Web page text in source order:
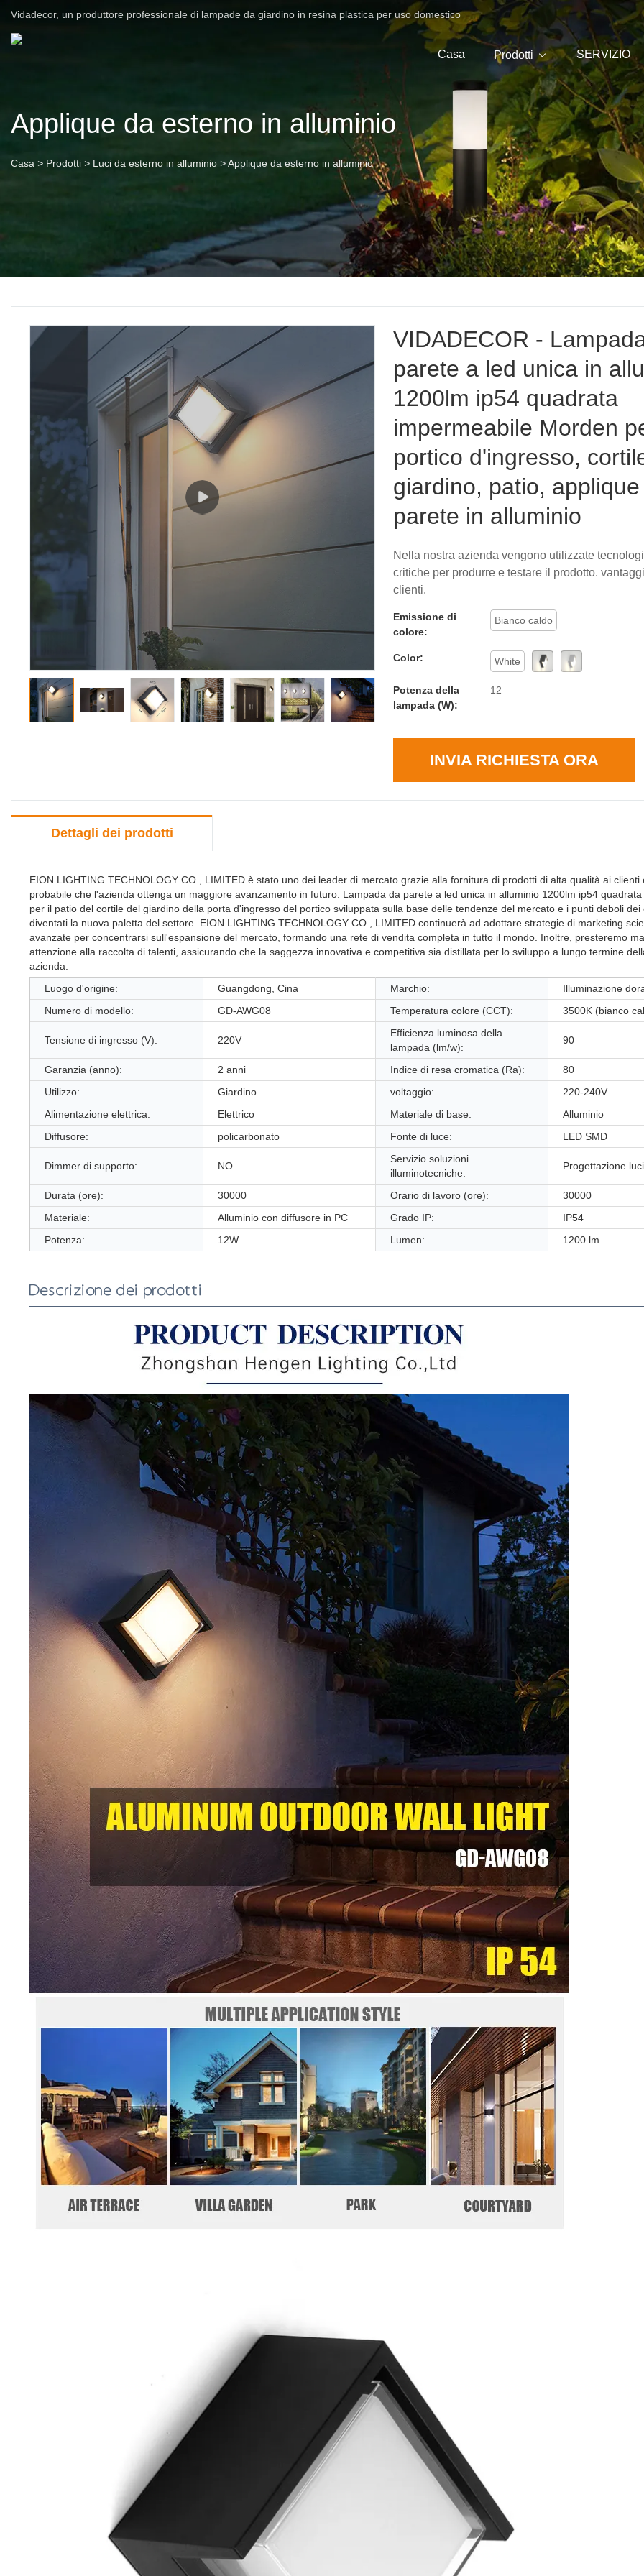
Vidadecor, un produttore professionale di lampade da giardino in resina plastica per uso domestico
Casa Prodotti SERVIZIO
Applique da esterno in alluminio
Casa > Prodotti > Luci da esterno in alluminio >Applique da esterno in alluminio
VIDADECOR -
parete a led unica in
1200lm ip54 quadrata
impermeabile Morden
portico d'ingresso,
giardino, patio,
parete in alluminio
Nella nostra azienda vengono utilizzate
critiche per produrre e testare il prodotto.
clienti.
Emissione di
colore:
Bianco caldo
Color: White
Potenza della
lampada (W):
12
INVIA RICHIESTA ORA
Dettagli dei prodotti
EION LIGHTING TECHNOLOGY CO., LIMITED è stato uno dei leader di mercato grazie alla fornitura di prodotti di alta qualità ai clienti
probabile che l'azienda ottenga un maggiore avanzamento in futuro. Lampada da parete a led unica in alluminio 1200lm ip54
per il patio del cortile del giardino della porta d'ingresso del portico sviluppata sulla base delle tendenze del mercato e i punti deboli dei
diventati la nuova paletta del settore. EION LIGHTING TECHNOLOGY CO., LIMITED continuerà ad adottare strategie di marketing
avanzate per concentrarsi sull'espansione del mercato, formando una rete di vendita completa in tutto il mondo. Inoltre, presteremo
attenzione alla raccolta di talenti, assicurando che la saggezza innovativa e competitiva sia distillata per lo sviluppo a lungo termine
azienda.
Luogo d'origine:
Guangdong, Cina Marchio:
Illuminazione
Numero di modello:
GD-AWG08 Temperatura colore (CCT): 3500K (bianco
Tensione di ingresso (V): 220V
Efficienza luminosa della
lampada (lm/w):
90
Garanzia (anno): 2 anni Indice di resa cromatica (Ra):
80
Utilizzo:
Giardino voltaggio:
220-240V
Alimentazione elettrica:
Elettrico Materiale di base:
Alluminio
Diffusore:
policarbonato Fonte di luce: LED SMD
Dimmer di supporto: NO
Servizio soluzioni
illuminotecniche:
Progettazione
Durata (ore): 30000 Orario di lavoro (ore):
30000
Materiale:
Alluminio con diffusore in PC Grado IP:
IP54
Potenza:
12W Lumen: 1200 lm
Descrizione dei prodotti